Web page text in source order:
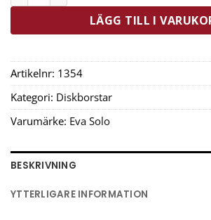
LÄGG TILL I
Artikelnr: 1354
Kategori: Diskborstar
Varumärke: Eva Solo
BESKRIVNING
YTTERLIGARE INFORMATION